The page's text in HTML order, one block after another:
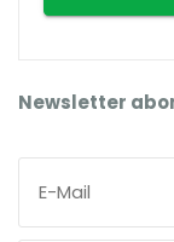
Newsletter